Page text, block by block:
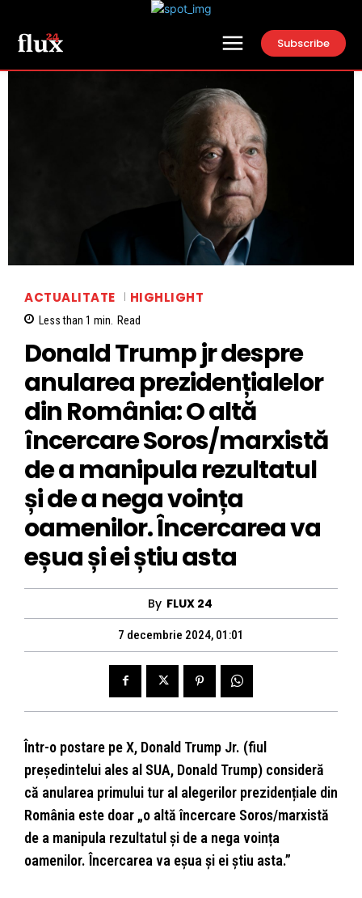
Subscribe
ACTUALITATE HIGHLIGHT
Less than 1 min. Read
Donald Trump jr despre
anularea prezidențialelor
din România: O altă
încercare Soros/marxistă
de a manipula rezultatul
și de a nega voința
oamenilor. Încercarea va
eșua și ei știu asta
By FLUX 24
7 decembrie 2024, 01:01
Într-o postare pe X, Donald Trump Jr. (fiul
președintelui ales al SUA, Donald Trump) consideră
că anularea primului tur al alegerilor prezidențiale din
România este doar „o altă încercare Soros/marxistă
de a manipula rezultatul și de a nega voința
oamenilor. Încercarea va eșua și ei știu asta.”